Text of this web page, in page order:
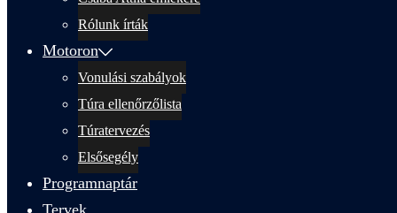
Rólunk írták
Motoron
Vonulási szabályok
Túra ellenőrzőlista
Túratervezés
Elsősegély
Programnaptár
Tervek